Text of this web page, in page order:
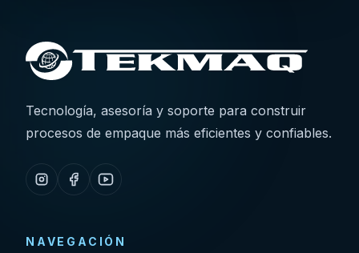
Tecnología, asesoría y soporte para construir
procesos de empaque más eficientes y confiables.
NAVEGACIÓN